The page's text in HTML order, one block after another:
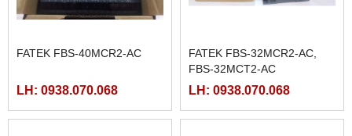
FATEK FBS-40MCR2-AC
LH: 0938.070.068
FATEK FBS-32MCR2-AC,
FBS-32MCT2-AC
LH: 0938.070.068